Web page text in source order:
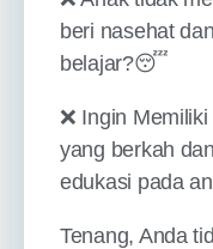
beri nasehat
belajar?😴
❌ Ingin
yang berkah
edukasi pada
Tenang, Anda